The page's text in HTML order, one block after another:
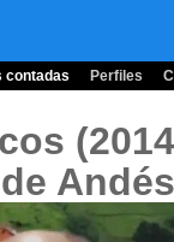
contadas Perfiles
Andés